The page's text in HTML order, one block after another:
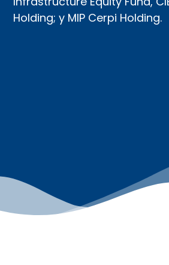
Holding; y MIP Cerpi Holding.